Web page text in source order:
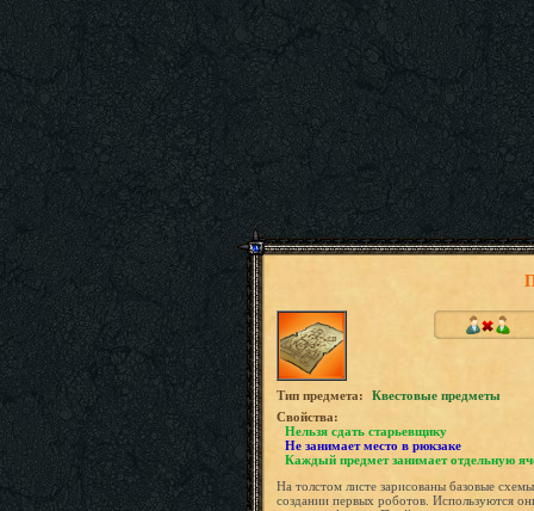
Tип предмета:
Квестовые предметы
Свойства:
Нельзя сдать старьевщику
Не занимает место в рюкзаке
Каждый предмет занимает отдельную
На толстом листе зарисованы базовые
создании первых роботов. Используются